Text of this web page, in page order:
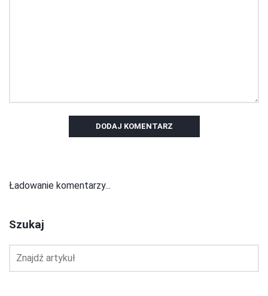
DODAJ KOMENTARZ
Ładowanie komentarzy...
Szukaj